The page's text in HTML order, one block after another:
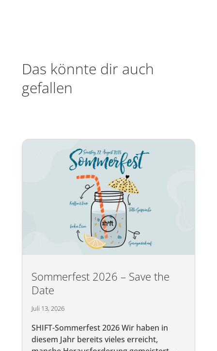
Das könnte dir auch
gefallen
Sommerfest 2026 – Save the
Date
Juli 13, 2026
SHIFT-Sommerfest 2026 Wir haben in
diesem Jahr bereits vieles erreicht,